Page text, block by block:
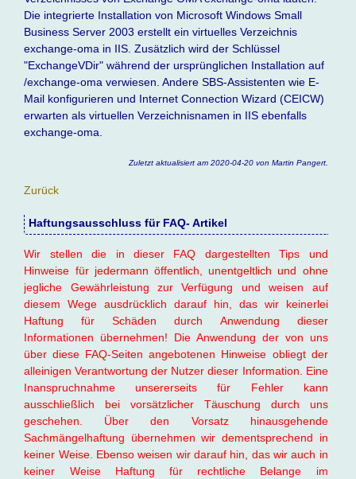
Die integrierte Installation von Microsoft Windows Small
Business Server 2003 erstellt ein virtuelles Verzeichnis
exchange-oma in IIS. Zusätzlich wird der Schlüssel
"ExchangeVDir" während der ursprünglichen Installation auf
/exchange-oma verwiesen. Andere SBS-Assistenten wie E-
Mail konfigurieren und Internet Connection Wizard (CEICW)
erwarten als virtuellen Verzeichnisnamen in IIS ebenfalls
exchange-oma.
Zuletzt aktualisiert am 2020-04-20 von Martin Pangert.
Zurück
Haftungsausschluss für FAQ- Artikel
Wir stellen die in dieser FAQ dargestellten Tips und
Hinweise für jedermann öffentlich, unentgeltlich und ohne
jegliche Gewährleistung zur Verfügung und weisen auf
diesem Wege ausdrücklich darauf hin, das wir keinerlei
Haftung für Schäden durch Anwendung dieser
Informationen übernehmen! Die Anwendung der von uns
über diese FAQ-Seiten angebotenen Hinweise obliegt der
alleinigen Verantwortung der Nutzer dieser Information. Eine
Inanspruchnahme unsererseits für Fehler kann
ausschließlich bei vorsätzlicher Täuschung durch uns
geschehen. Über den Vorsatz hinausgehende
Sachmängelhaftung übernehmen wir dementsprechend in
keiner Weise. Ebenso weisen wir darauf hin, das wir auch in
keiner Weise Haftung für rechtliche Belange im